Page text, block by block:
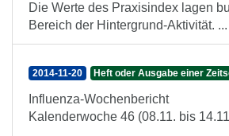
Die Werte des Praxisindex lagen
Bereich der Hintergrund-Aktivität. ...
2014-11-20 Heft oder Ausgabe einer
Influenza-Wochenbericht
Kalenderwoche 46 (08.11. bis